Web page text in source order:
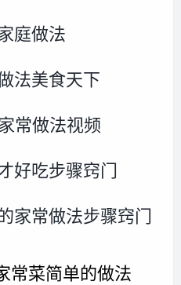
庭做法
法美食天下
常做法视频
好吃步骤窍门
家常做法步骤窍门
常菜简单的做法